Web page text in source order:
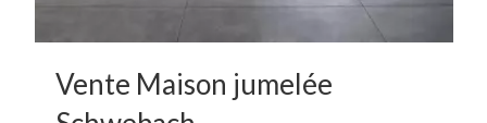
Vente Maison jumelée